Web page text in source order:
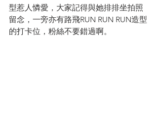
型惹人憐愛，大家記得與她排排坐拍照
留念，一旁亦有路飛RUN RUN RUN造型
的打卡位，粉絲不要錯過啊。